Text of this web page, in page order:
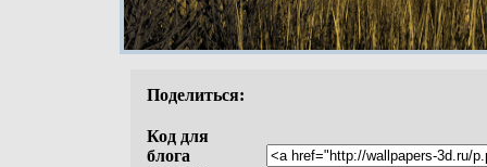
Поделиться:
Код для
блога